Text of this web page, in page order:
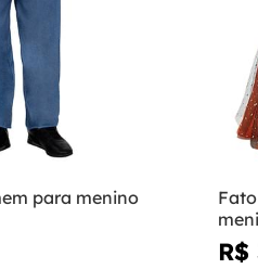
para menino